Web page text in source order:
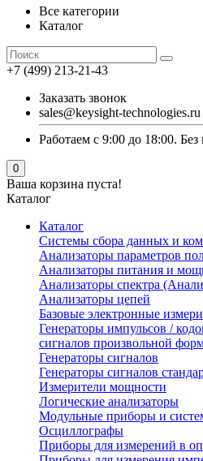
Все категории
Каталог
+7 (499) 213-21-43
Заказать звонок
sales@keysight-technologies.ru
Работаем с 9:00 до 18:00.
0
Ваша корзина пуста!
Каталог
Каталог
Cистемы сбора данных и
Анализаторы параметров
Анализаторы питания и
Анализаторы спектра
Анализаторы цепей
Базовые электронные
Генераторы импульсов /
сигналов произвольной
Генераторы сигналов
Генераторы сигналов
Измерители мощности
Логические анализаторы
Модульные приборы и
Осциллографы
Приборы для измерений в